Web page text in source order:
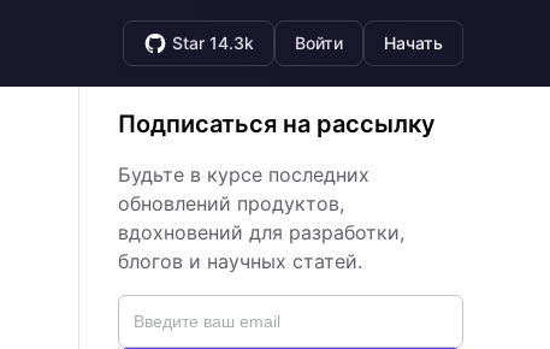
Star 14.3k Войти Начать
Подписаться на рассылку
Будьте в курсе последних
обновлений продуктов,
вдохновений для разработки,
блогов и научных статей.